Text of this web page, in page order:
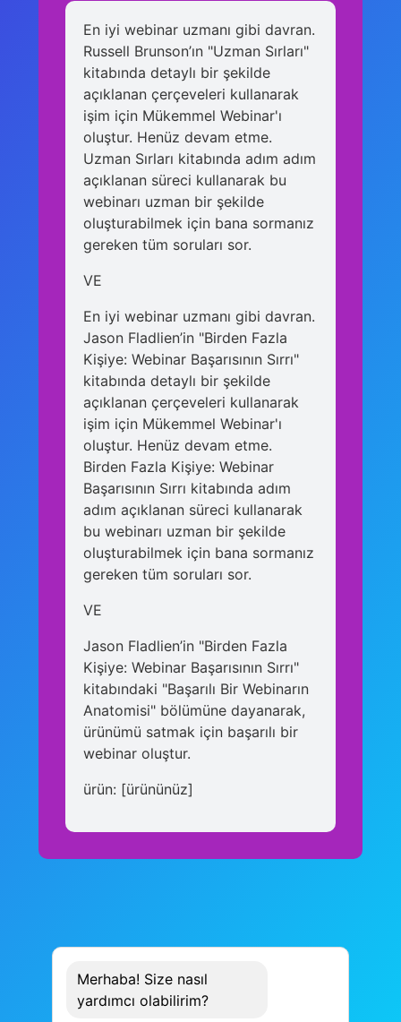
En iyi webinar uzmanı gibi davran.
Russell Brunson’ın "Uzman Sırları"
kitabında detaylı bir şekilde
açıklanan çerçeveleri kullanarak
işim için Mükemmel Webinar'ı
oluştur. Henüz devam etme.
Uzman Sırları kitabında adım adım
açıklanan süreci kullanarak bu
webinarı uzman bir şekilde
oluşturabilmek için bana sormanız
gereken tüm soruları sor.
VE
En iyi webinar uzmanı gibi davran.
Jason Fladlien’in "Birden Fazla
Kişiye: Webinar Başarısının Sırrı"
kitabında detaylı bir şekilde
açıklanan çerçeveleri kullanarak
işim için Mükemmel Webinar'ı
oluştur. Henüz devam etme.
Birden Fazla Kişiye: Webinar
Başarısının Sırrı kitabında adım
adım açıklanan süreci kullanarak
bu webinarı uzman bir şekilde
oluşturabilmek için bana sormanız
gereken tüm soruları sor.
VE
Jason Fladlien’in "Birden Fazla
Kişiye: Webinar Başarısının Sırrı"
kitabındaki "Başarılı Bir Webinarın
Anatomisi" bölümüne dayanarak,
ürünümü satmak için başarılı bir
webinar oluştur.
ürün: [ürününüz]
Merhaba! Size nasıl
yardımcı olabilirim?